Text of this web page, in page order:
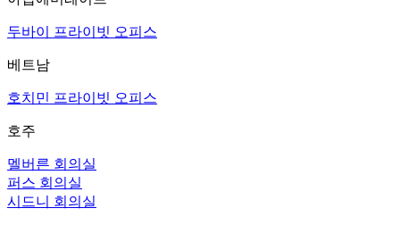
두바이 프라이빗 오피스
베트남
호치민 프라이빗 오피스
호주
멜버른 회의실
퍼스 회의실
시드니 회의실